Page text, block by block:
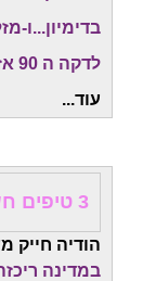
בדימיון...ו-
לדקה ה 90 אז... מה לקחת ביום החתונה....
עוד...
3 טיפים חשובים לבחירת שמלת כלה
הודיה חייק